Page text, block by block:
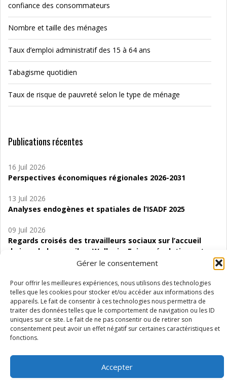
Gérer le consentement
Pour offrir les meilleures expériences, nous utilisons des technologies
telles que les cookies pour stocker et/ou accéder aux informations des
appareils. Le fait de consentir à ces technologies nous permettra de
traiter des données telles que le comportement de navigation ou les ID
uniques sur ce site. Le fait de ne pas consentir ou de retirer son
consentement peut avoir un effet négatif sur certaines caractéristiques et
fonctions.
Accepter
confiance des consommateurs
Nombre et taille des ménages
Taux d’emploi administratif des 15 à 64 ans
Tabagisme quotidien
Taux de risque de pauvreté selon le type de ménage
Publications récentes
16 Juil 2026
Perspectives économiques régionales 2026-2031
13 Juil 2026
Analyses endogènes et spatiales de l’ISADF 2025
09 Juil 2026
Regards croisés des travailleurs sociaux sur l’accueil
de jour de bas seuil en Wallonie. Enjeux, évolutions et
06 Juil 2026
Étude d’évaluabilité des Structures
d’accompagnement à l’autocréation d’emploi (SAACE)
01 Juil 2026
Pénurie du personnel infirmier :quels indicateurs
Wallonie ?